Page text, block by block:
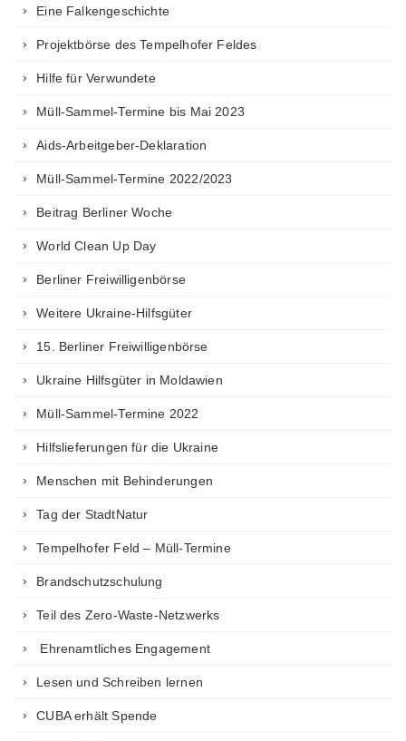
Eine Falkengeschichte
Projektbörse des Tempelhofer Feldes
Hilfe für Verwundete
Müll-Sammel-Termine bis Mai 2023
Aids-Arbeitgeber-Deklaration
Müll-Sammel-Termine 2022/2023
Beitrag Berliner Woche
World Clean Up Day
Berliner Freiwilligenbörse
Weitere Ukraine-Hilfsgüter
15. Berliner Freiwilligenbörse
Ukraine Hilfsgüter in Moldawien
Müll-Sammel-Termine 2022
Hilfslieferungen für die Ukraine
Menschen mit Behinderungen
Tag der StadtNatur
Tempelhofer Feld – Müll-Termine
Brandschutzschulung
Teil des Zero-Waste-Netzwerks
Ehrenamtliches Engagement
Lesen und Schreiben lernen
CUBA erhält Spende